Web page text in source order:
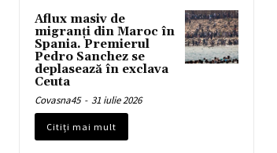
Aflux masiv de
migranți din Maroc în
Spania. Premierul
Pedro Sanchez se
deplasează în exclava
Ceuta
Covasna45 - 31 iulie 2026
Citiți mai mult